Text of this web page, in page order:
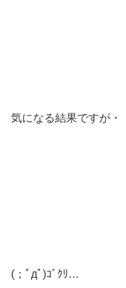
気になる結果ですが・
(；ﾟдﾟ)ｺﾞｸﾘ…